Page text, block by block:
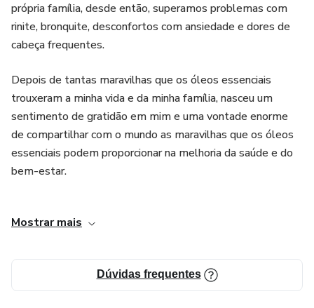
4. Suporte para sintomas comuns: O Ebook aborda como
os óleos essenciais podem ser usados para aliviar
matinais e dores nas costas. Isso pode ser especialmente
útil para mulheres grávidas que desejam encontrar
alternativas naturais e seguras para o alívio desses
sintomas, evitando o uso de medicamentos convencionais.
mulheres grávidas e seus parceiros sobre como usar óleos
oferece informações valiosas e práticas que podem ajudar
a promover o bem-estar físico e emocional durante esse
própria família, desde então, superamos problemas com
rinite, bronquite, desconfortos com ansiedade e dores de
cabeça frequentes.
Depois de tantas maravilhas que os óleos essenciais
trouxeram a minha vida e da minha família, nasceu um
sentimento de gratidão em mim e uma vontade enorme
de compartilhar com o mundo as maravilhas que os óleos
essenciais podem proporcionar na melhoria da saúde e do
bem-estar.
correto e responsável, decidi compartilhar um pouco da
Essências para Gestantes, para que outras pessoas
possam se beneficiar desse método.
Mostrar mais
Dúvidas frequentes